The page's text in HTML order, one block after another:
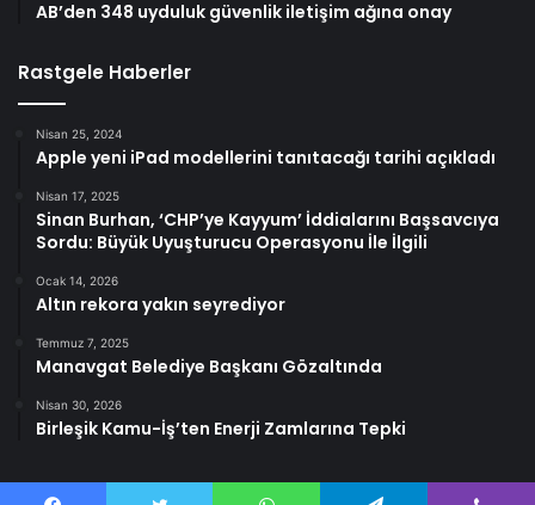
AB’den 348 uyduluk güvenlik iletişim ağına onay
Rastgele Haberler
Nisan 25, 2024
Apple yeni iPad modellerini tanıtacağı tarihi açıkladı
Nisan 17, 2025
Sinan Burhan, ‘CHP’ye Kayyum’ İddialarını Başsavcıya
Sordu: Büyük Uyuşturucu Operasyonu İle İlgili
Ocak 14, 2026
Altın rekora yakın seyrediyor
Temmuz 7, 2025
Manavgat Belediye Başkanı Gözaltında
Nisan 30, 2026
Birleşik Kamu-İş’ten Enerji Zamlarına Tepki